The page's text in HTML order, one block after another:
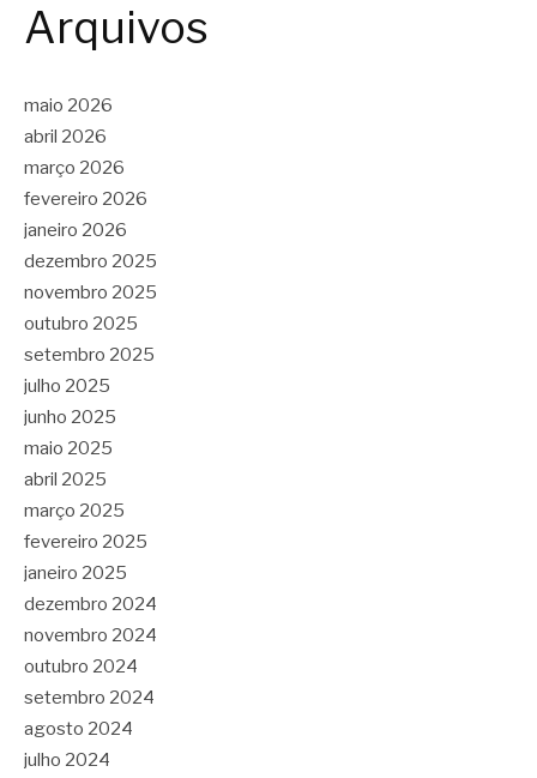
Arquivos
maio 2026
abril 2026
março 2026
fevereiro 2026
janeiro 2026
dezembro 2025
novembro 2025
outubro 2025
setembro 2025
julho 2025
junho 2025
maio 2025
abril 2025
março 2025
fevereiro 2025
janeiro 2025
dezembro 2024
novembro 2024
outubro 2024
setembro 2024
agosto 2024
julho 2024